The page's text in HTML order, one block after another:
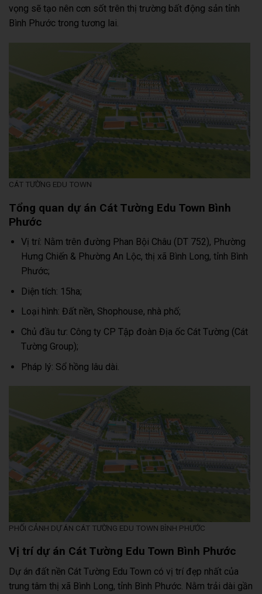
vọng sẽ tạo nên cơn sốt trên thị trường bất động sản tỉnh
Bình Phước trong tương lai.
CÁT TƯỜNG EDU TOWN
Tổng quan dự án Cát Tường Edu Town Bình
Phước
Vị trí: Nằm trên đường Phan Bội Châu (DT 752), Phường
Hưng Chiến & Phường An Lộc, thị xã Bình Long, tỉnh Bình
Phước;
Diện tích: 15ha;
Loại hình: Đất nền, Shophouse, nhà phố;
Chủ đầu tư: Công ty CP Tập đoàn Địa ốc Cát Tường (Cát
Tường Group);
Pháp lý: Sổ hồng lâu dài.
PHỐI CẢNH DỰ ÁN CÁT TƯỜNG EDU TOWN BÌNH PHƯỚC
Vị trí dự án Cát Tường Edu Town Bình Phước
Dự án đất nền Cát Tường Edu Town có vị trí đẹp nhất của
trung tâm thị xã Bình Long, tỉnh Bình Phước. Nằm trải dài gần